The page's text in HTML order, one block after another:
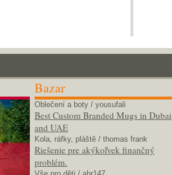
Bazar
Oblečení a boty / yousufali
Best Custom Branded Mugs in Dubai
and UAE
Kola, ráfky, pláště / thomas frank
Riešenie pre akýkoľvek finančný
problém.